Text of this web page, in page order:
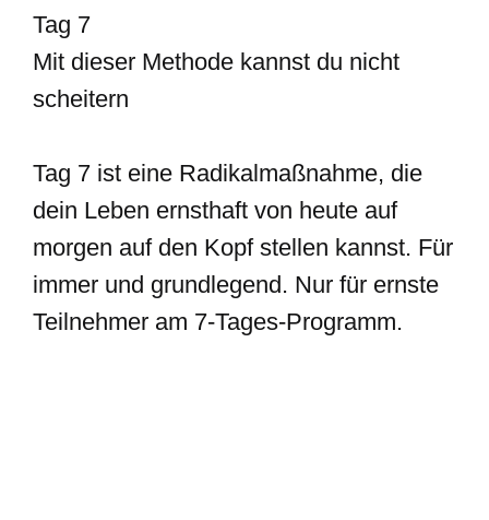
Tag 7
Mit dieser Methode kannst du nicht
scheitern
Tag 7 ist eine Radikalmaßnahme, die
dein Leben ernsthaft von heute auf
morgen auf den Kopf stellen kannst. Für
immer und grundlegend. Nur für ernste
Teilnehmer am 7-Tages-Programm.